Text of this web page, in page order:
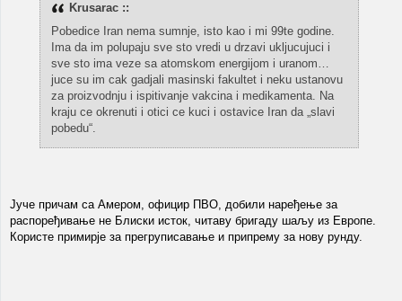
Krusarac ::
Pobedice Iran nema sumnje, isto kao i mi 99te godine.
Ima da im polupaju sve sto vredi u drzavi ukljucujuci i
sve sto ima veze sa atomskom energijom i uranom…
juce su im cak gadjali masinski fakultet i neku ustanovu
za proizvodnju i ispitivanje vakcina i medikamenta. Na
kraju ce okrenuti i otici ce kuci i ostavice Iran da „slavi
pobedu“.
Јуче причам са Амером, официр ПВО, добили наређење за
распоређивање не Блиски исток, читаву бригаду шаљу из Европе.
Користе примирје за прегруписавање и припрему за нову рунду.